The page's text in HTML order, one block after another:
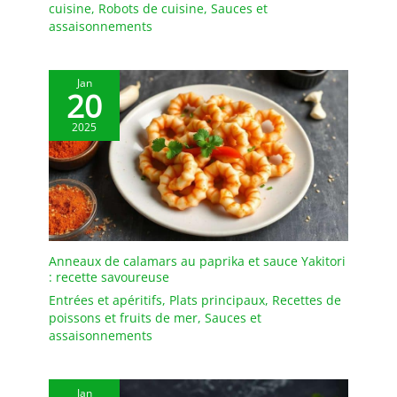
le glissement, tandis que
durable. Passe au micro-
ondes, au lave-vaisselle,
au four et au congélateur
pour une polyvalence
sans effort. Design
empilable, peu
encombrant :
soigneusement
empilable pour
économiser de l'espace
précieux dans les petites
maisons de vacances.
Leur construction
【Coffret cadeau, prêt à
cuisine, Robots de cuisine, Sauces et
assaisonnements
Jan
20
2025
Anneaux de calamars au paprika et sauce Yakitori
: recette savoureuse
Entrées et apéritifs, Plats principaux, Recettes de
poissons et fruits de mer, Sauces et
assaisonnements
Jan